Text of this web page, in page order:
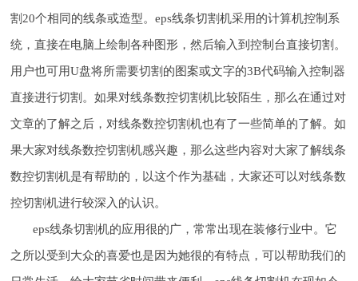
割20个相同的线条或造型。eps线条切割机采用的计算机控制系
统，直接在电脑上绘制各种图形，然后输入到控制台直接切割。
用户也可用U盘将所需要切割的图案或文字的3B代码输入控制器
直接进行切割。如果对线条数控切割机比较陌生，那么在通过对
文章的了解之后，对线条数控切割机也有了一些简单的了解。如
果大家对线条数控切割机感兴趣，那么这些内容对大家了解线条
数控切割机是有帮助的，以这个作为基础，大家还可以对线条数
控切割机进行较深入的认识。
eps线条切割机的应用很的广，常常出现在装修行业中。它
之所以受到大众的喜爱也是因为她很的有特点，可以帮助我们的